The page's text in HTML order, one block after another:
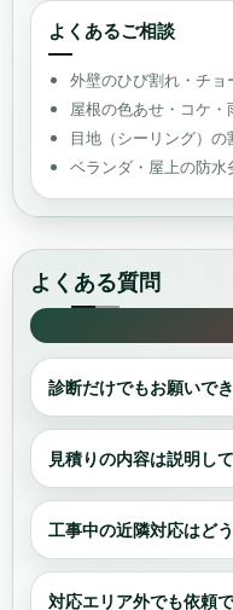
よくあるご相談
外壁のひび割れ・チョ
屋根の色あせ・コケ・
目地（シーリング）の
ベランダ・屋上の防水
よくある質問
診断だけでもお願いで
見積りの内容は説明し
工事中の近隣対応はど
対応エリア外でも依頼